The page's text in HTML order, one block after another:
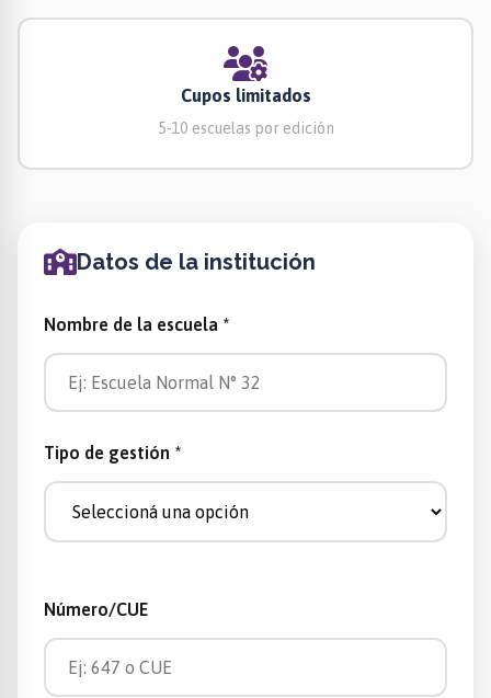
Cupos limitados
5-10 escuelas por edición
Datos de la institución
Nombre de la escuela *
Tipo de gestión *
Número/CUE